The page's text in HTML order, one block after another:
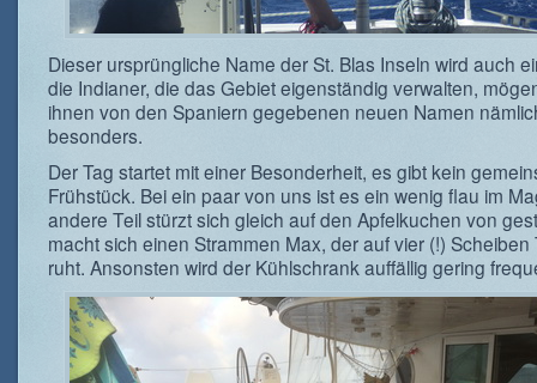
Dieser ursprüngliche Name der St. Blas Inseln wird auch
die Indianer, die das Gebiet eigenständig verwalten,
ihnen von den Spaniern gegebenen neuen Namen
besonders.
Der Tag startet mit einer Besonderheit, es gibt kein
Frühstück. Bei ein paar von uns ist es ein wenig flau im
andere Teil stürzt sich gleich auf den Apfelkuchen von
macht sich einen Strammen Max, der auf vier (!) Scheiben
ruht. Ansonsten wird der Kühlschrank auffällig gering